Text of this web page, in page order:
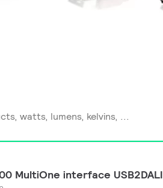
MultiOne interface USB2DALI